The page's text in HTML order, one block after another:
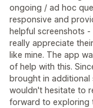
ongoing / ad hoc
responsive and
helpful screenshots
really appreciate
like mine. The app
of help with this.
brought in additional
wouldn't hesitate to
forward to exploring